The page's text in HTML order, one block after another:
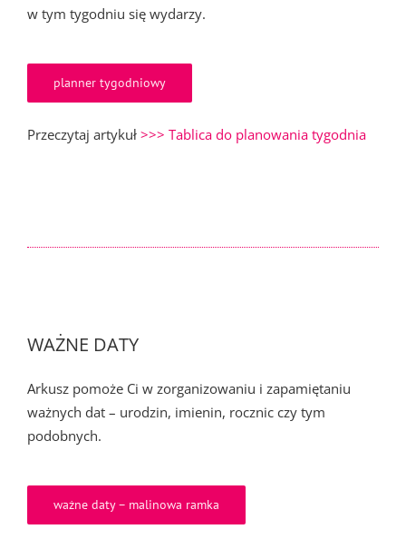
w tym tygodniu się wydarzy.
planner tygodniowy
Przeczytaj artykuł >>> Tablica do planowania tygodnia
WAŻNE DATY
Arkusz pomoże Ci w zorganizowaniu i zapamiętaniu
ważnych dat – urodzin, imienin, rocznic czy tym
podobnych.
ważne daty – malinowa ramka